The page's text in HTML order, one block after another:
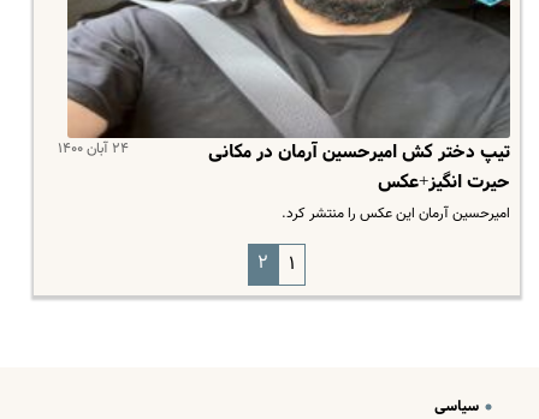
۲۴ آبان ۱۴۰۰
تیپ دختر کش امیرحسین آرمان در مکانی
حیرت انگیز+عکس
امیرحسین آرمان این عکس را منتشر کرد.
۱ ۲
سیاسی